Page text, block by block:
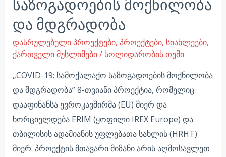
საზოგადოების მოქნილობა
და მდგრადობა
დასრულებული პროექტები, პროექტები, სიახლეები,
ქართველი მუსლიმები/ სოლიდარობის თემი
„COVID-19: სამოქალაქო საზოგადოების მოქნილობა
და მდგრადობა” 8-თვიანი პროექტია, რომელიც
დააფინანსა ევროკავშირმა (EU) მიერ და
ხორციელდება ERIM (ყოფილი IREX Europe) და
თბილისის ადამიანის უფლებათა სახლის (HRHT)
მიერ. პროექტის მთავარი მიზანი არის აღმოსავლეთ